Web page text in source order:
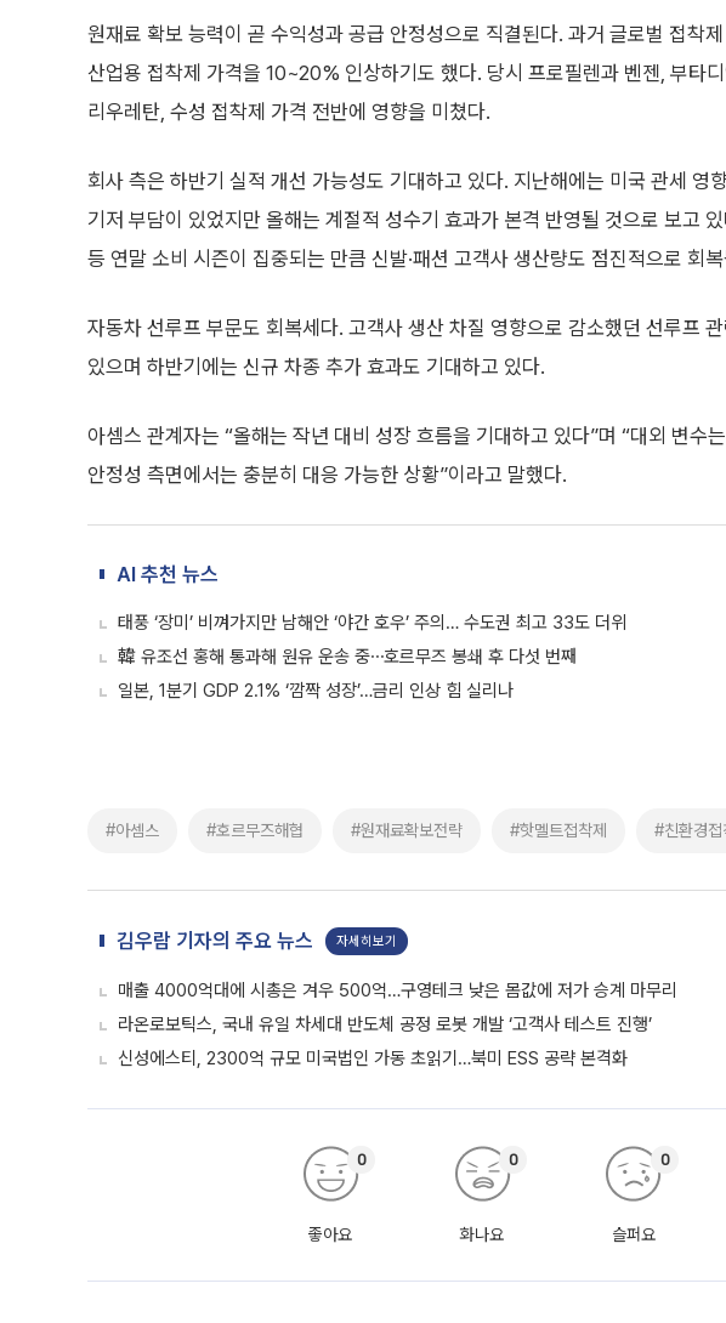
원재료 확보 능력이 곧 수익성과 공급 안정성으로 직결된다. 과거 글로벌 접착
산업용 접착제 가격을 10~20% 인상하기도 했다. 당시 프로필렌과 벤젠, 부타
리우레탄, 수성 접착제 가격 전반에 영향을 미쳤다.
회사 측은 하반기 실적 개선 가능성도 기대하고 있다. 지난해에는 미국 관세 영
기저 부담이 있었지만 올해는 계절적 성수기 효과가 본격 반영될 것으로 보고
등 연말 소비 시즌이 집중되는 만큼 신발·패션 고객사 생산량도 점진적으로 회
자동차 선루프 부문도 회복세다. 고객사 생산 차질 영향으로 감소했던 선루프
있으며 하반기에는 신규 차종 추가 효과도 기대하고 있다.
아셈스 관계자는 “올해는 작년 대비 성장 흐름을 기대하고 있다”며 “대외 변수
안정성 측면에서는 충분히 대응 가능한 상황”이라고 말했다.
AI 추천 뉴스
태풍 ‘장미’ 비껴가지만 남해안 ‘야간 호우’ 주의… 수도권 최고 33도 더위
韓 유조선 홍해 통과해 원유 운송 중⋯호르무즈 봉쇄 후 다섯 번째
일본, 1분기 GDP 2.1% ‘깜짝 성장’…금리 인상 힘 실리나
#아셈스 #호르무즈해협 #원재료확보전략 #핫멜트접착제 #친환경접
김우람 기자의 주요 뉴스 자세히보기
매출 4000억대에 시총은 겨우 500억…구영테크 낮은 몸값에 저가 승계 마무리
라온로보틱스, 국내 유일 차세대 반도체 공정 로봇 개발 ‘고객사 테스트 진행’
신성에스티, 2300억 규모 미국법인 가동 초읽기…북미 ESS 공략 본격화
좋아요
0
화나요
0
슬퍼요
0